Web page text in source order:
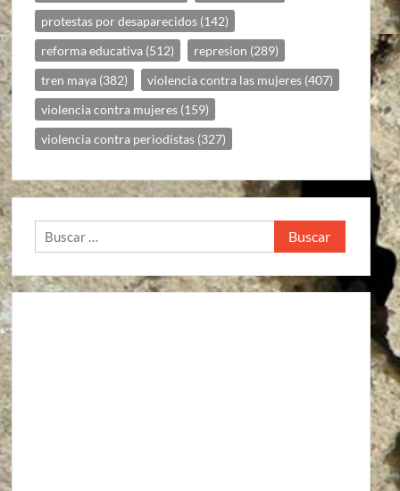
protestas por desaparecidos (142)
reforma educativa (512) represion (289)
tren maya (382) violencia contra las mujeres (407)
violencia contra mujeres (159)
violencia contra periodistas (327)
Buscar: